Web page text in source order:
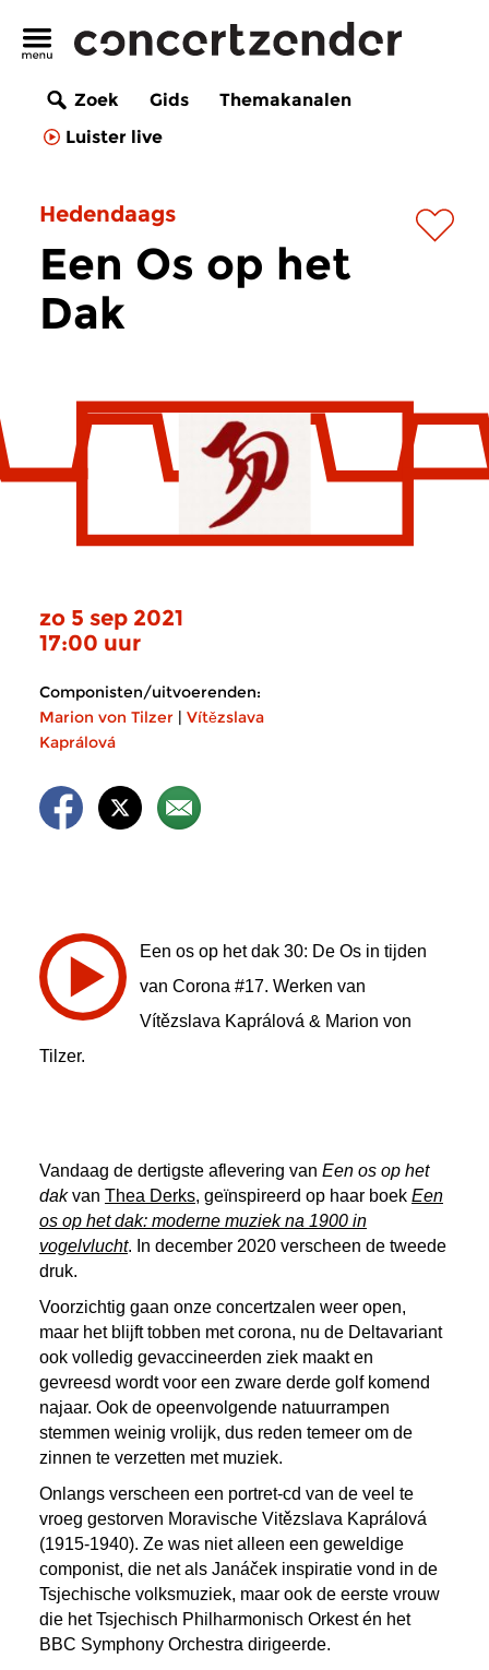
Zoek Gids
Themakanalen
Luister live
Hedendaags
Een Os op het
Dak
zo 5 sep 2021
17:00 uur
Componisten/uitvoerenden:
Marion von Tilzer | Vítězslava
Kaprálová
Een os op het dak 30: De Os in tijden
van Corona #17. Werken van
Vítězslava Kaprálová & Marion von
Tilzer.
Vandaag de dertigste aflevering van Een os op het
dakvan Thea Derks, geïnspireerd op haar boek Een
os op het dak: moderne muziek na 1900 in
vogelvlucht. In december 2020 verscheen de tweede
druk.
Voorzichtig gaan onze concertzalen weer open,
maar het blijft tobben met corona, nu de Deltavariant
ook volledig gevaccineerden ziek maakt en
gevreesd wordt voor een zware derde golf komend
najaar. Ook de opeenvolgende natuurrampen
stemmen weinig vrolijk, dus reden temeer om de
zinnen te verzetten met muziek.
Onlangs verscheen een portret-cd van de veel te
vroeg gestorven Moravische Vitězslava Kaprálová
(1915-1940). Ze was niet alleen een geweldige
componist, die net als Janáček inspiratie vond in de
Tsjechische volksmuziek, maar ook de eerste vrouw
die het Tsjechisch Philharmonisch Orkest én het
BBC Symphony Orchestra dirigeerde.